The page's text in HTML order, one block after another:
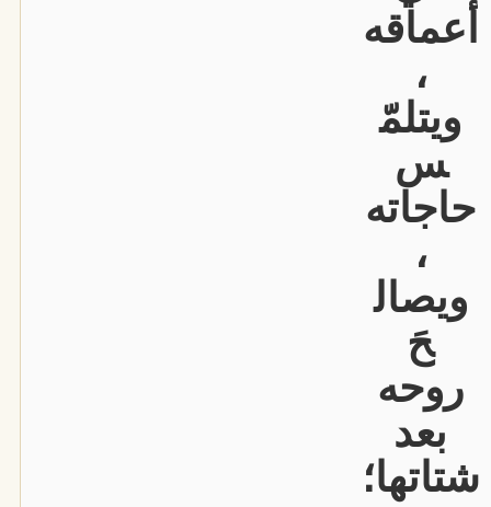
أعماقه
،
ويتلمّ
س
حاجاته
،
ويصال
حَ
روحه
بعد
شتاتها؛